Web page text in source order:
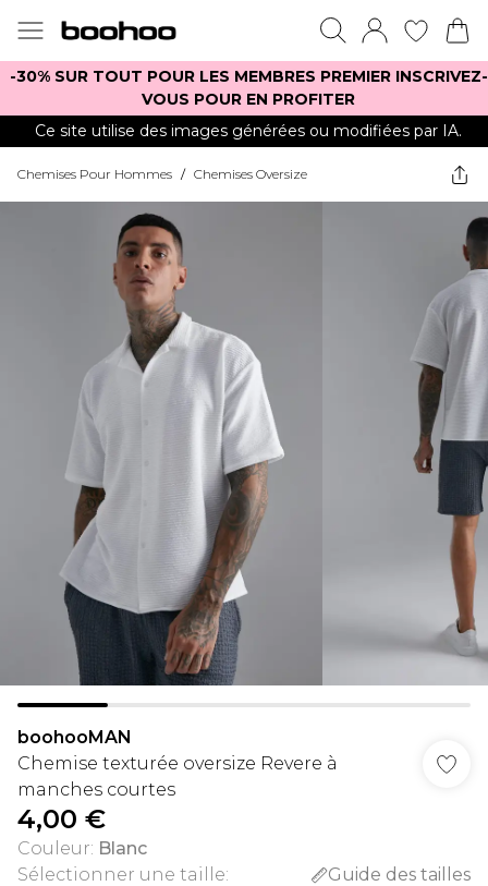
-30% SUR TOUT POUR LES MEMBRES PREMIER INSCRIVEZ-
VOUS POUR EN PROFITER
Ce site utilise des images générées ou modifiées par IA.
Chemises Pour Hommes / Chemises Oversize
boohooMAN
Chemise texturée oversize Revere à
manches courtes
4,00 €
Couleur: Blanc
Sélectionner une taille:
Guide des tailles